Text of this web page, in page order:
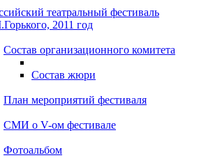
театральный фестиваль
2011 год
Состав организационного комитета
Состав жюри
План мероприятий фестиваля
СМИ о V-ом фестивале
Фотоальбом